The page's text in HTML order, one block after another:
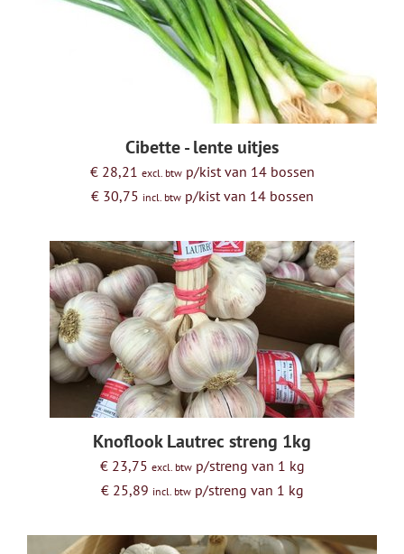
SCHAPENKAAS
ROOD-BACTERIE OF GEWASSEN KORST KAAS
BLAUWADERKAAS
HALFHARDE KAZEN
HARDE KAZEN
SPECIALITEITEN
Cibette - lente uitjes
€ 28,21 excl. btwp/kist van 14 bossen
€ 30,75 incl. btwp/kist van 14 bossen
Knoflook Lautrec streng 1kg
€ 23,75 excl. btwp/streng van 1 kg
€ 25,89 incl. btwp/streng van 1 kg